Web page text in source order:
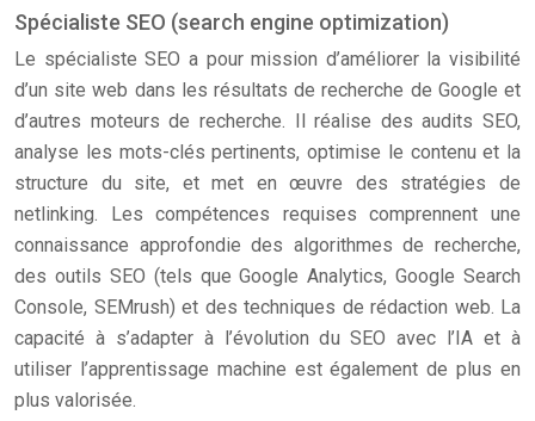
Spécialiste SEO (search engine optimization)
Le spécialiste SEO a pour mission d’améliorer la visibilité
d’un site web dans les résultats de recherche de Google et
d’autres moteurs de recherche. Il réalise des audits SEO,
analyse les mots-clés pertinents, optimise le contenu et la
structure du site, et met en œuvre des stratégies de
netlinking. Les compétences requises comprennent une
connaissance approfondie des algorithmes de recherche,
des outils SEO (tels que Google Analytics, Google Search
Console, SEMrush) et des techniques de rédaction web. La
capacité à s’adapter à l’évolution du SEO avec l’IA et à
utiliser l’apprentissage machine est également de plus en
plus valorisée.